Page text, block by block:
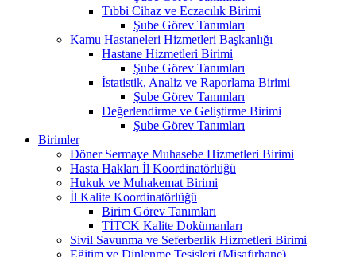
Tıbbi Cihaz ve Eczacılık Birimi
Şube Görev Tanımları
Kamu Hastaneleri Hizmetleri Başkanlığı
Hastane Hizmetleri Birimi
Şube Görev Tanımları
İstatistik, Analiz ve Raporlama Birimi
Şube Görev Tanımları
Değerlendirme ve Geliştirme Birimi
Şube Görev Tanımları
Birimler
Döner Sermaye Muhasebe Hizmetleri Birimi
Hasta Hakları İl Koordinatörlüğü
Hukuk ve Muhakemat Birimi
İl Kalite Koordinatörlüğü
Birim Görev Tanımları
TİTCK Kalite Dokümanları
Sivil Savunma ve Seferberlik Hizmetleri Birimi
Eğitim ve Dinlenme Tesisleri (Misafirhane)